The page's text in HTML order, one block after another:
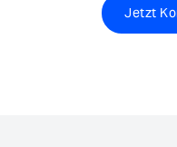
Jetzt